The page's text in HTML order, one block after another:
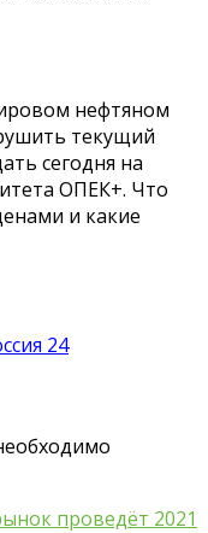
нефтяном
текущий
сегодня на
ОПЕК+. Что
и какие
24
проведёт 2021